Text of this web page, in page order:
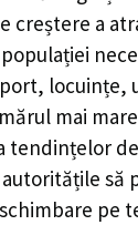
creștere a
locuințe,
mai
tendințelor
să
pe